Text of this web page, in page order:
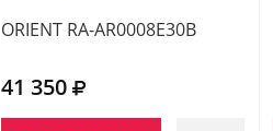
ORIENT RA-AR0008E30B
41 350